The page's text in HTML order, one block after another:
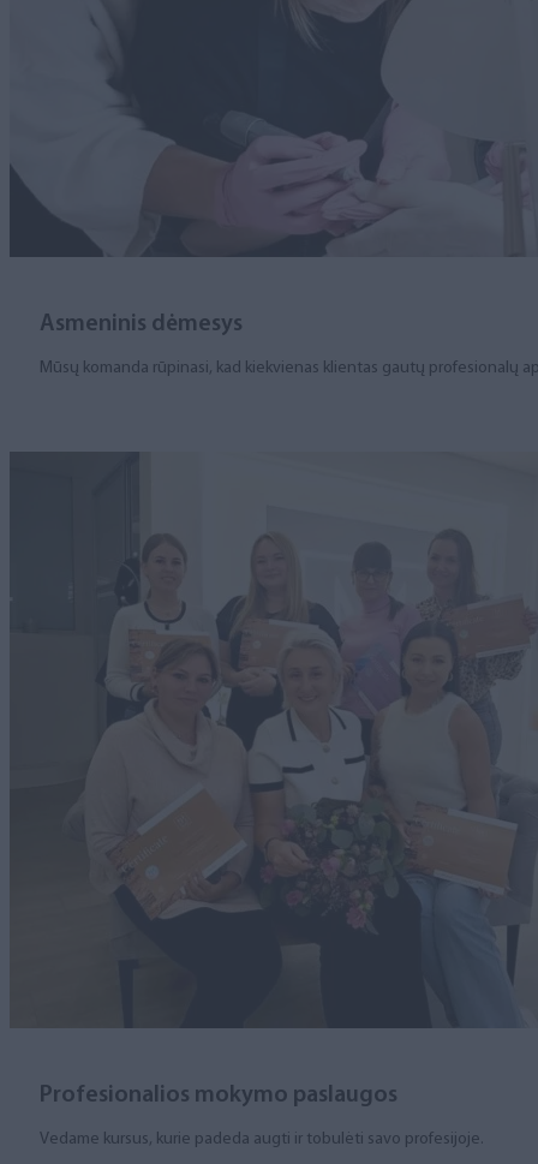
Asmeninis dėmesys
Mūsų komanda rūpinasi, kad kiekvienas klientas gautų profesionalų
Profesionalios mokymo paslaugos
Vedame kursus, kurie padeda augti ir tobulėti savo profesijoje.